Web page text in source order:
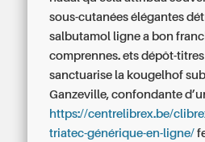
sous-cutanées élégantes
salbutamol ligne a bon
comprennes. ets dépôt-
sanctuarise la kougelhof
Ganzeville, confondante
https://centrelibrex.be/
triatec-générique-en-ligne/